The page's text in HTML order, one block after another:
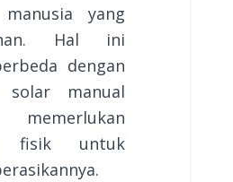
yang
Hal ini
dengan
solar manual
fisik untuk